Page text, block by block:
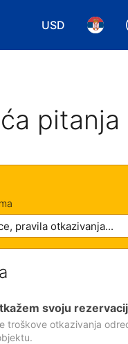
USD
Izaberite
pitanja
svoju
troškove otkazivanja